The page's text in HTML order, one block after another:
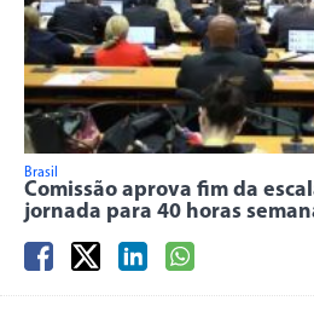
Brasil
Comissão aprova fim da
jornada para 40 horas